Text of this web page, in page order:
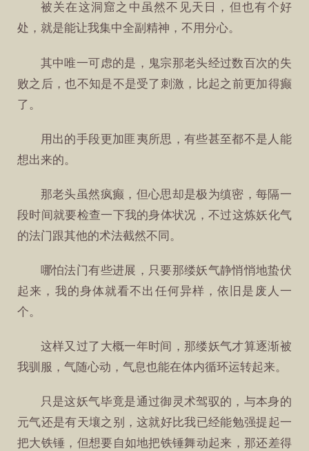
被关在这洞窟之中虽然不见天日，但也有个好
处，就是能让我集中全副精神，不用分心。
其中唯一可虑的是，鬼宗那老头经过数百次的失
败之后，也不知是不是受了刺激，比起之前更加得癫
了。
用出的手段更加匪夷所思，有些甚至都不是人能
想出来的。
那老头虽然疯癫，但心思却是极为缜密，每隔一
段时间就要检查一下我的身体状况，不过这炼妖化气
的法门跟其他的术法截然不同。
哪怕法门有些进展，只要那缕妖气静悄悄地蛰伏
起来，我的身体就看不出任何异样，依旧是废人一
个。
这样又过了大概一年时间，那缕妖气才算逐渐被
我驯服，气随心动，气息也能在体内循环运转起来。
只是这妖气毕竟是通过御灵术驾驭的，与本身的
元气还是有天壤之别，这就好比我已经能勉强提起一
把大铁锤，但想要自如地把铁锤舞动起来，那还差得